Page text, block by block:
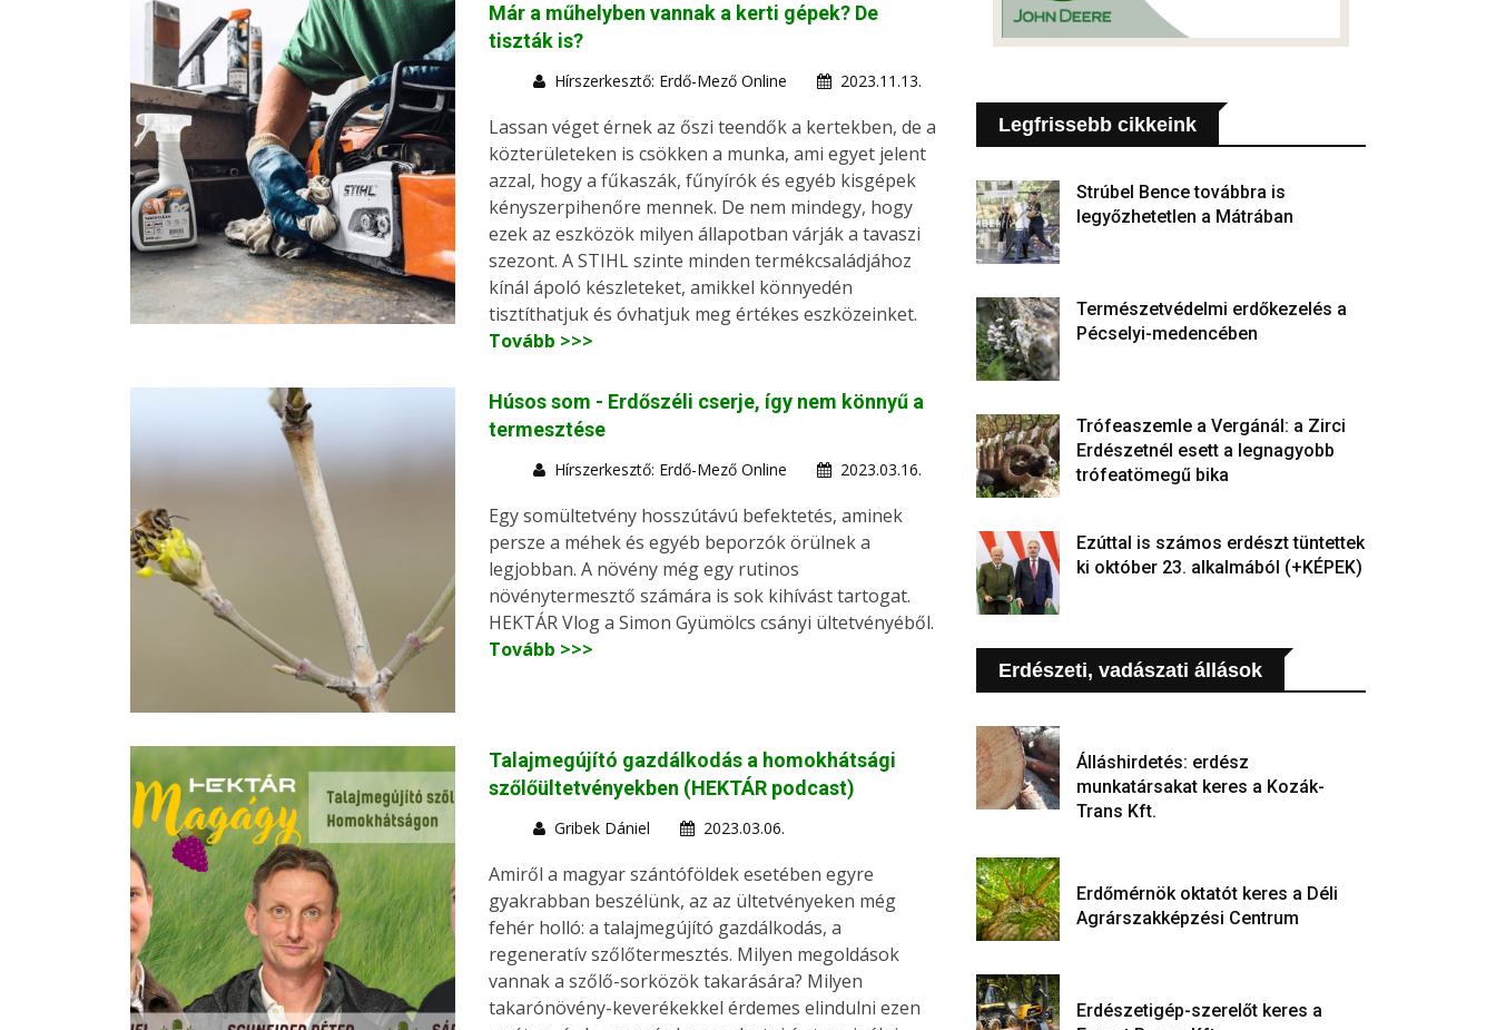
Már a műhelyben vannak a kerti gépek? De
tiszták is?
Hírszerkesztő: Erdő-Mező Online 2023.11.13.
Lassan véget érnek az őszi teendők a kertekben, de a
közterületeken is csökken a munka, ami egyet jelent
azzal, hogy a fűkaszák, fűnyírók és egyéb kisgépek
kényszerpihenőre mennek. De nem mindegy, hogy
ezek az eszközök milyen állapotban várják a tavaszi
szezont. A STIHL szinte minden termékcsaládjához
kínál ápoló készleteket, amikkel könnyedén
tisztíthatjuk és óvhatjuk meg értékes eszközeinket.
Tovább >>>
Húsos som - Erdőszéli cserje, így nem könnyű a
termesztése
Hírszerkesztő: Erdő-Mező Online 2023.03.16.
Egy somültetvény hosszútávú befektetés, aminek
persze a méhek és egyéb beporzók örülnek a
legjobban. A növény még egy rutinos
növénytermesztő számára is sok kihívást tartogat.
HEKTÁR Vlog a Simon Gyümölcs csányi ültetvényéből.
Tovább >>>
Talajmegújító gazdálkodás a homokhátsági
szőlőültetvényekben (HEKTÁR podcast)
Gribek Dániel 2023.03.06.
Amiről a magyar szántóföldek esetében egyre
gyakrabban beszélünk, az az ültetvényeken még
fehér holló: a talajmegújító gazdálkodás, a
regeneratív szőlőtermesztés. Milyen megoldások
vannak a szőlő-sorközök takarására? Milyen
takarónövény-keverékekkel érdemes elindulni ezen
Legfrissebb cikkeink
Strúbel Bence továbbra is
legyőzhetetlen a Mátrában
Természetvédelmi erdőkezelés a
Pécselyi-medencében
Trófeaszemle a Vergánál: a Zirci
Erdészetnél esett a legnagyobb
trófeatömegű bika
Ezúttal is számos erdészt tüntettek
ki október 23. alkalmából (+KÉPEK)
Erdészeti, vadászati állások
Álláshirdetés: erdész
munkatársakat keres a Kozák-
Trans Kft.
Erdőmérnök oktatót keres a Déli
Agrárszakképzési Centrum
Erdészetigép-szerelőt keres a